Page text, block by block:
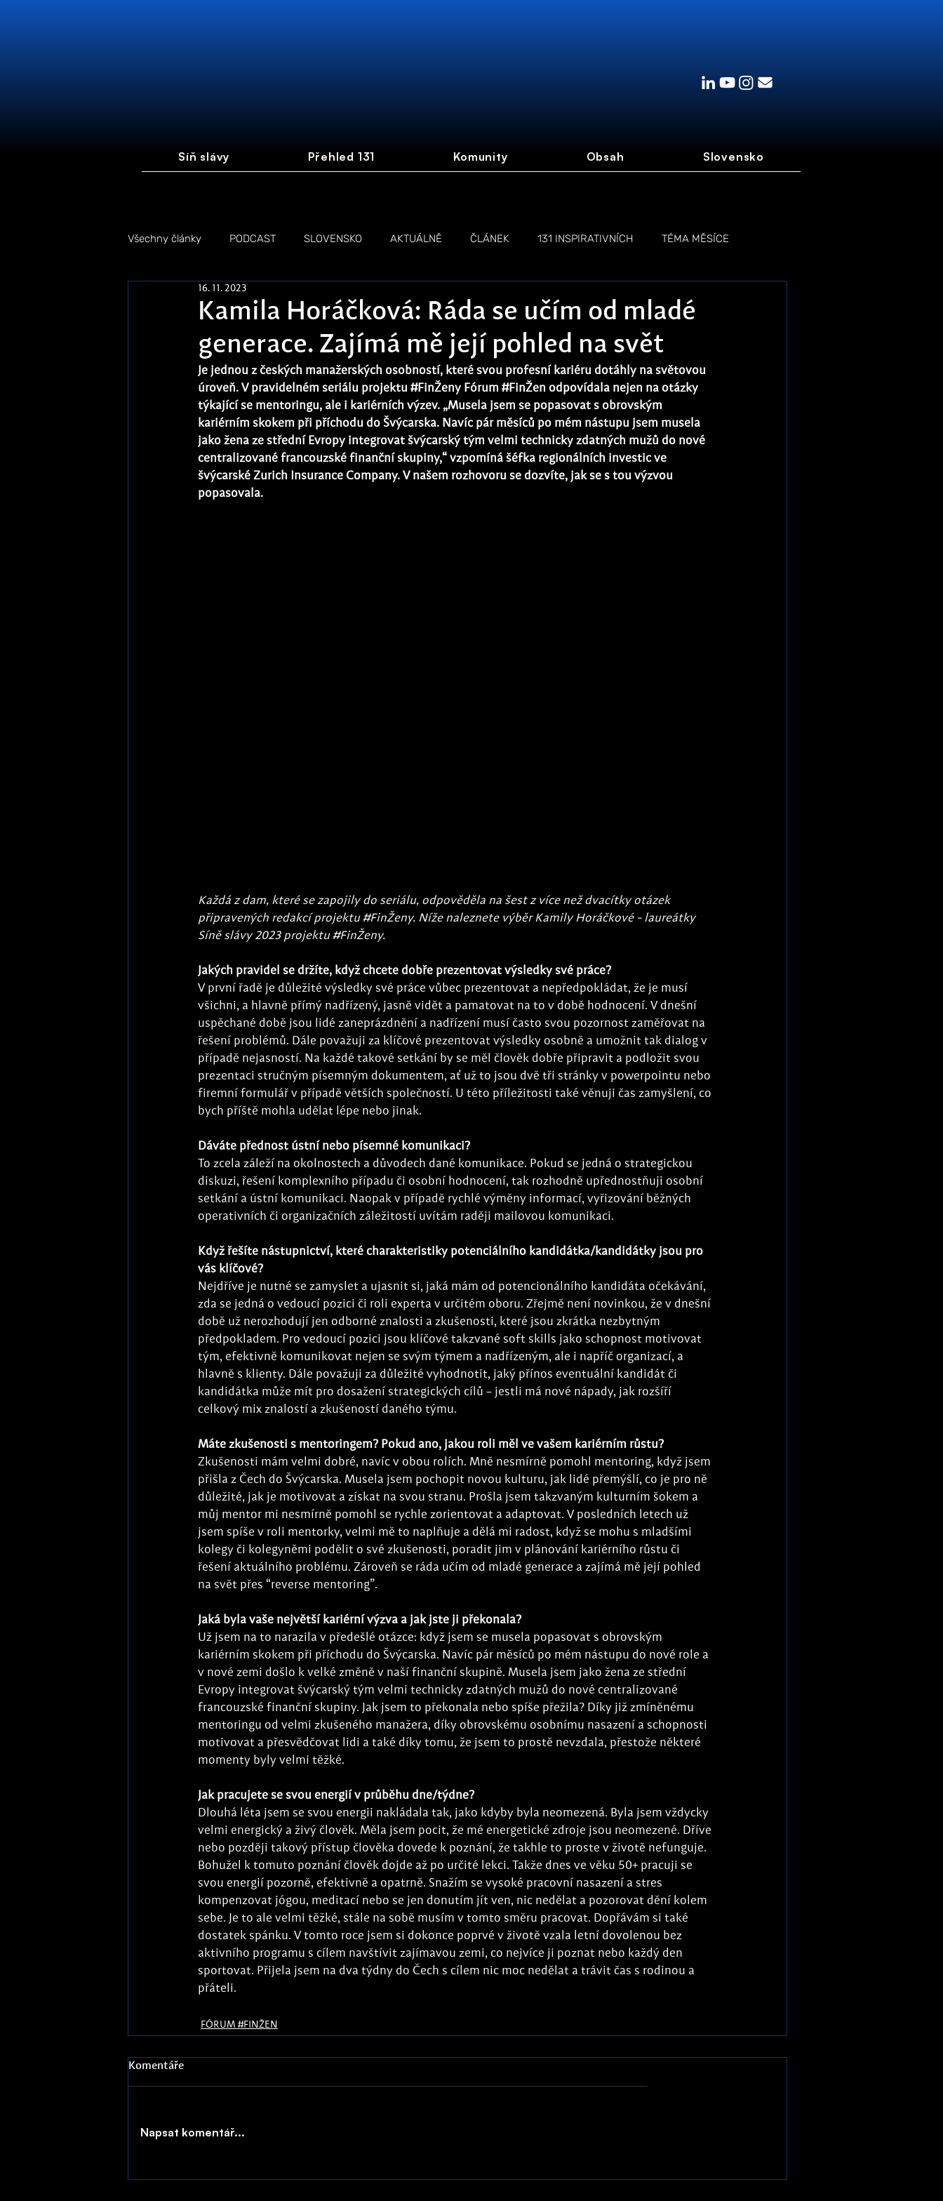
Síň slávy Přehled 131 Komunity Obsah Slovensko
Všechny články PODCAST SLOVENSKO AKTUÁLNĚ ČLÁNEK 131 INSPIRATIVNÍCH TÉMA MĚSÍCE
FOTOGALERIE
Kamila Horáčková: Ráda se učím od mladé
generace. Zajímá mě její pohled na svět
16. 11. 2023
Je jednou z českých manažerských osobností, které svou profesní kariéru dotáhly na světovou
úroveň. V pravidelném seriálu projektu #FinŽeny Fórum #FinŽen odpovídala nejen na otázky
týkající se mentoringu, ale i kariérních výzev. „Musela jsem se popasovat s obrovským
kariérním skokem při příchodu do Švýcarska. Navíc pár měsíců po mém nástupu jsem musela
jako žena ze střední Evropy integrovat švýcarský tým velmi technicky zdatných mužů do nové
centralizované francouzské finanční skupiny,“ vzpomíná šéfka regionálních investic ve
švýcarské Zurich Insurance Company. V našem rozhovoru se dozvíte, jak se s tou výzvou
popasovala.
Každá z dam, které se zapojily do seriálu, odpověděla na šest z více než dvacítky otázek
připravených redakcí projektu #FinŽeny. Níže naleznete výběr Kamily Horáčkové - laureátky
Síně slávy 2023 projektu #FinŽeny.
Jakých pravidel se držíte, když chcete dobře prezentovat výsledky své práce?
V první řadě je důležité výsledky své práce vůbec prezentovat a nepředpokládat, že je musí
všichni, a hlavně přímý nadřízený, jasně vidět a pamatovat na to v době hodnocení. V dnešní
uspěchané době jsou lidé zaneprázdnění a nadřízení musí často svou pozornost zaměřovat na
řešení problémů. Dále považuji za klíčové prezentovat výsledky osobně a umožnit tak dialog v
případě nejasností. Na každé takové setkání by se měl člověk dobře připravit a podložit svou
prezentaci stručným písemným dokumentem, ať už to jsou dvě tři stránky v powerpointu nebo
firemní formulář v případě větších společností. U této příležitosti také věnuji čas zamyšlení, co
bych příště mohla udělat lépe nebo jinak.
Dáváte přednost ústní nebo písemné komunikaci?
To zcela záleží na okolnostech a důvodech dané komunikace. Pokud se jedná o strategickou
diskuzi, řešení komplexního případu či osobní hodnocení, tak rozhodně upřednostňuji osobní
setkání a ústní komunikaci. Naopak v případě rychlé výměny informací, vyřizování běžných
operativních či organizačních záležitostí uvítám raději mailovou komunikaci.
Když řešíte nástupnictví, které charakteristiky potenciálního kandidátka/kandidátky jsou pro
vás klíčové?
Nejdříve je nutné se zamyslet a ujasnit si, jaká mám od potencionálního kandidáta očekávání,
zda se jedná o vedoucí pozici či roli experta v určitém oboru. Zřejmě není novinkou, že v dnešní
době už nerozhodují jen odborné znalosti a zkušenosti, které jsou zkrátka nezbytným
předpokladem. Pro vedoucí pozici jsou klíčové takzvané soft skills jako schopnost motivovat
tým, efektivně komunikovat nejen se svým týmem a nadřízeným, ale i napříč organizací, a
hlavně s klienty. Dále považuji za důležité vyhodnotit, jaký přínos eventuální kandidát či
kandidátka může mít pro dosažení strategických cílů – jestli má nové nápady, jak rozšíří
celkový mix znalostí a zkušeností daného týmu.
Máte zkušenosti s mentoringem? Pokud ano, jakou roli měl ve vašem kariérním růstu?
Zkušenosti mám velmi dobré, navíc v obou rolích. Mně nesmírně pomohl mentoring, když jsem
přišla z Čech do Švýcarska. Musela jsem pochopit novou kulturu, jak lidé přemýšlí, co je pro ně
důležité, jak je motivovat a získat na svou stranu. Prošla jsem takzvaným kulturním šokem a
můj mentor mi nesmírně pomohl se rychle zorientovat a adaptovat. V posledních letech už
jsem spíše v roli mentorky, velmi mě to naplňuje a dělá mi radost, když se mohu s mladšími
kolegy či kolegyněmi podělit o své zkušenosti, poradit jim v plánování kariérního růstu či
řešení aktuálního problému. Zároveň se ráda učím od mladé generace a zajímá mě její pohled
na svět přes “reverse mentoring”.
Jaká byla vaše největší kariérní výzva a jak jste ji překonala?
Už jsem na to narazila v předešlé otázce: když jsem se musela popasovat s obrovským
kariérním skokem při příchodu do Švýcarska. Navíc pár měsíců po mém nástupu do nové role a
v nové zemi došlo k velké změně v naší finanční skupině. Musela jsem jako žena ze střední
Evropy integrovat švýcarský tým velmi technicky zdatných mužů do nové centralizované
francouzské finanční skupiny. Jak jsem to překonala nebo spíše přežila? Díky již zmíněnému
mentoringu od velmi zkušeného manažera, díky obrovskému osobnímu nasazení a schopnosti
motivovat a přesvědčovat lidi a také díky tomu, že jsem to prostě nevzdala, přestože některé
momenty byly velmi těžké.
Jak pracujete se svou energií v průběhu dne/týdne?
Dlouhá léta jsem se svou energii nakládala tak, jako kdyby byla neomezená. Byla jsem vždycky
velmi energický a živý člověk. Měla jsem pocit, že mé energetické zdroje jsou neomezené. Dříve
nebo později takový přístup člověka dovede k poznání, že takhle to proste v životě nefunguje.
Bohužel k tomuto poznání člověk dojde až po určité lekci. Takže dnes ve věku 50+ pracuji se
svou energií pozorně, efektivně a opatrně. Snažím se vysoké pracovní nasazení a stres
kompenzovat jógou, meditací nebo se jen donutím jít ven, nic nedělat a pozorovat dění kolem
sebe. Je to ale velmi těžké, stále na sobě musím v tomto směru pracovat. Dopřávám si také
dostatek spánku. V tomto roce jsem si dokonce poprvé v životě vzala letní dovolenou bez
aktivního programu s cílem navštívit zajímavou zemi, co nejvíce ji poznat nebo každý den
sportovat. Přijela jsem na dva týdny do Čech s cílem nic moc nedělat a trávit čas s rodinou a
přáteli.
FÓRUM #FINŽEN
Komentáře
Napsat komentář...